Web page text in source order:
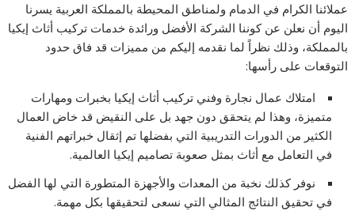
عملائنا الكرام في الدمام ولمناطق المحيطة بالمملكة العربية يسرنا
اليوم أن نعلن عن كوننا الشركة الأفضل ورائدة خدمات تركيب أثاث إيكيا
بالمملكة، وذلك نظراً لما نقدمه إليكم من مميزات قد فاق حدود
التوقعات على رأسها:
امتلاك عمال نجارة وفني تركيب أثاث إيكيا بخبرات ومهارات
متميزة، وهذا لم يتحقق دون جهد بل على النقيض قد خاض العمال
الكثير من الدورات التدريبية التي بفضلها تم إثقال خبراتهم الفنية
في التعامل مع أثاث بمثل صعوبة تصاميم إيكيا العالمية.
نوفر كذلك نخبة من المعدات والأجهزة المتطورة التي لها الفضل
في تحقيق النتائج المثالي التي نسعى لتحقيقها بكل مهمة.